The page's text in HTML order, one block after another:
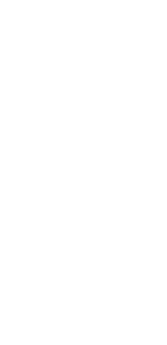
voor meer
Uw persoonlijke gegevens
naar een ander land dan het
overdracht is toegestaan
passend niveau van
toestemming hebt gegeven,
waarborgen zijn of een ander
toepassing is. Uw gegevens
erkende BRP-dealer (die
platforms voor sociale media,
marketeers van derden,
channelmarketing en
marketingconsultants van het
en aanbieders van web-/
persoonlijke gegevens
nodig is. BRP verzamelt niet
minderjarigen jonger dan 16
jaar, mag u de diensten niet
toestemming van een ouder of